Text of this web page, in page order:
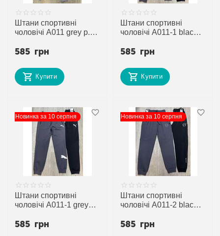
Штани спортивні
чоловічі A011 grey р.S-
оптом від прямого
585 грн
Купити
Штани спортивні
чоловічі A011-1 black
недорого оптом від
постачальника
585 грн
Купити
Новинка за 10 серпня
Штани спортивні
чоловічі A011-1 grey
недорого оптом від
585 грн
Новинка за 10 серпня
Штани спортивні
чоловічі A011-2 black
недорого оптом від
585 грн